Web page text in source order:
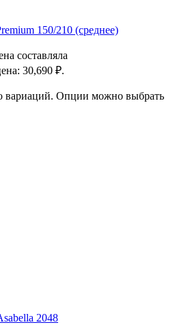
150/210 (среднее)
составляла
30,690 ₽.
вариаций. Опции можно выбрать
2048